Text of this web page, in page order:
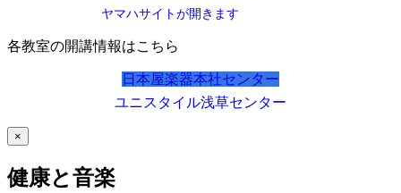
ヤマハサイトが開きます
各教室の開講情報はこちら
日本屋楽器本社センター
ユニスタイル浅草センター
×
健康と音楽